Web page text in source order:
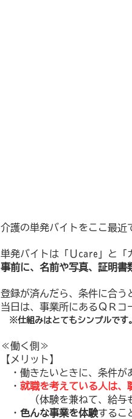
介護の単発バイトをここ最近
単発バイトは「Ｕcare」と「
事前に、名前や写真、証明書
登録が済んだら、条件に合う
当日は、事業所にあるＱＲコ
※仕組みはとてもシンプルです。
≪働く側≫
【メリット】
・働きたいときに、条件が
・ 就職を考えている人は、
（体験を兼ねて、給与も
・ 色んな事業を体験するこ